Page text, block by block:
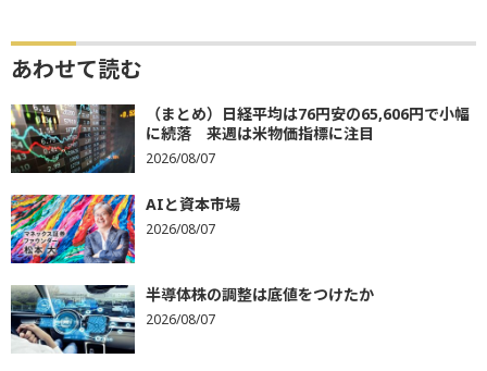
あわせて読む
（まとめ）日経平均は76円安の65,606円で小幅
に続落 来週は米物価指標に注目
2026/08/07
AIと資本市場
2026/08/07
半導体株の調整は底値をつけたか
2026/08/07